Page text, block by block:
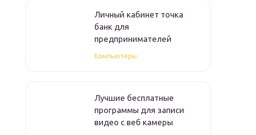
Личный кабинет точка
банк для
предпринимателей
Компьютеры
Лучшие бесплатные
программы для записи
видео с веб камеры